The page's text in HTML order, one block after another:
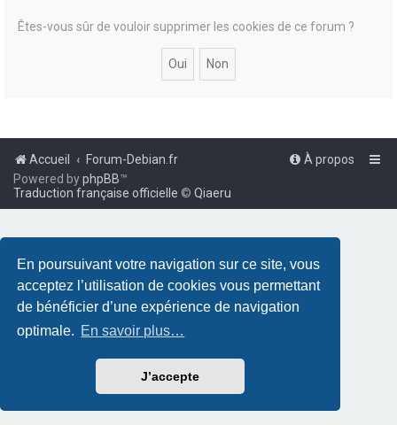
En poursuivant votre navigation sur ce site, vous
acceptez l’utilisation de cookies vous permettant
de bénéficier d’une expérience de navigation
optimale. En savoir plus…
J’accepte
Êtes-vous sûr de vouloir supprimer les cookies de ce forum ?
Accueil Forum-Debian.fr
À propos
Powered byphpBB™
Traduction française officielle © Qiaeru